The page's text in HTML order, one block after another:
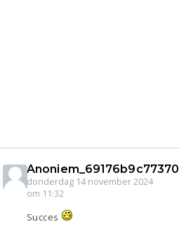
Anoniem_69176b9c77370
donderdag 14 november 2024
om 11:32
Succes